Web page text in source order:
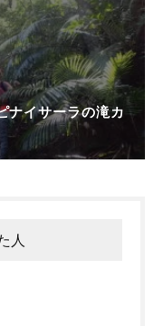
ナイサーラの滝カ
人